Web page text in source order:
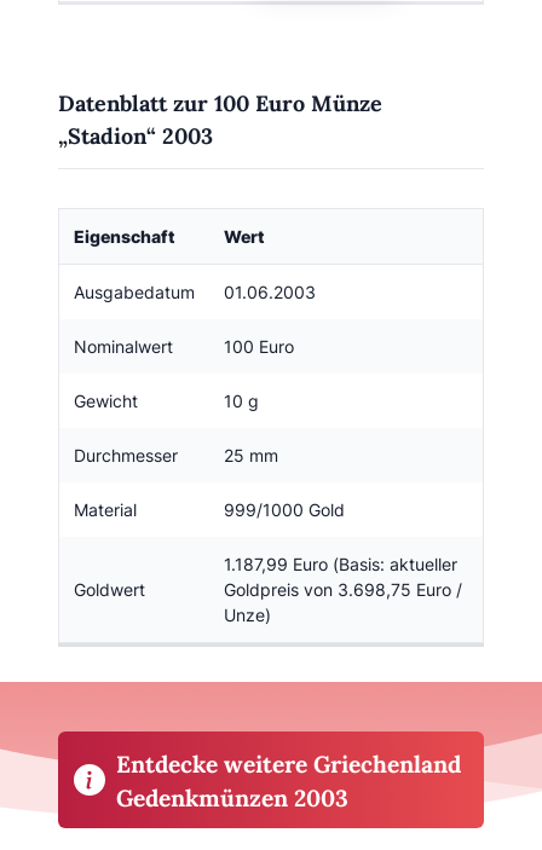
Datenblatt zur 100 Euro Münze
„Stadion“ 2003
Eigenschaft Wert
Ausgabedatum 01.06.2003
Nominalwert 100 Euro
Gewicht 10 g
Durchmesser 25 mm
Material 999/1000 Gold
Goldwert
1.187,99 Euro (Basis: aktueller
Goldpreis von 3.698,75 Euro /
Unze)
Entdecke weitere Griechenland
Gedenkmünzen 2003